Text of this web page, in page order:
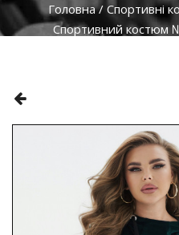
Головна/ Спортивні
Спортивний костюм